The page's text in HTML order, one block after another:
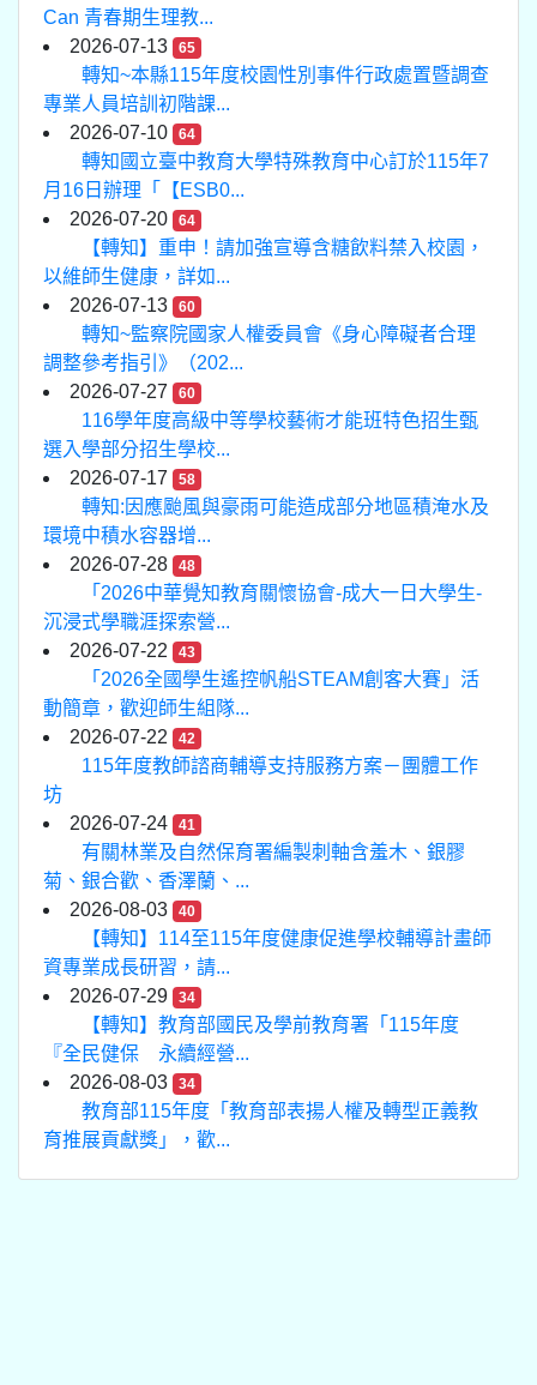
Can 青春期生理教...
2026-07-13
65
轉知~本縣115年度校園性別事件行政處置暨調查
專業人員培訓初階課...
2026-07-10
64
轉知國立臺中教育大學特殊教育中心訂於115年7
月16日辦理「【ESB0...
2026-07-20
64
【轉知】重申！請加強宣導含糖飲料禁入校園，
以維師生健康，詳如...
2026-07-13
60
轉知~監察院國家人權委員會《身心障礙者合理
調整參考指引》（202...
2026-07-27
60
116學年度高級中等學校藝術才能班特色招生甄
選入學部分招生學校...
2026-07-17
58
轉知:因應颱風與豪雨可能造成部分地區積淹水及
環境中積水容器增...
2026-07-28
48
「2026中華覺知教育關懷協會-成大一日大學生-
沉浸式學職涯探索營...
2026-07-22
43
「2026全國學生遙控帆船STEAM創客大賽」活
動簡章，歡迎師生組隊...
2026-07-22
42
115年度教師諮商輔導支持服務方案－團體工作
坊
2026-07-24
41
有關林業及自然保育署編製刺軸含羞木、銀膠
菊、銀合歡、香澤蘭、...
2026-08-03
40
【轉知】114至115年度健康促進學校輔導計畫師
資專業成長研習，請...
2026-07-29
34
【轉知】教育部國民及學前教育署「115年度
『全民健保 永續經營...
2026-08-03
34
教育部115年度「教育部表揚人權及轉型正義教
育推展貢獻獎」，歡...